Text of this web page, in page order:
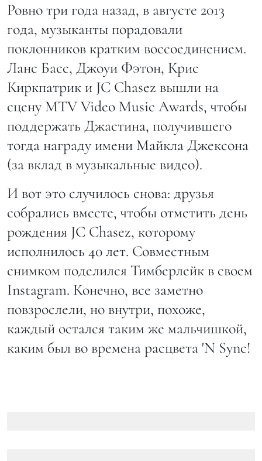
Ровно три года назад, в августе 2013
года, музыканты порадовали
поклонников кратким воссоединением.
Ланс Басс, Джоуи Фэтон, Крис
Киркпатрик и JC Chasez вышли на
сцену MTV Video Music Awards, чтобы
поддержать Джастина, получившего
тогда награду имени Майкла Джексона
(за вклад в музыкальные видео).
И вот это случилось снова: друзья
собрались вместе, чтобы отметить день
рождения JC Chasez, которому
исполнилось 40 лет. Совместным
снимком поделился Тимберлейк в своем
Instagram. Конечно, все заметно
повзрослели, но внутри, похоже,
каждый остался таким же мальчишкой,
каким был во времена расцвета 'N Sync!